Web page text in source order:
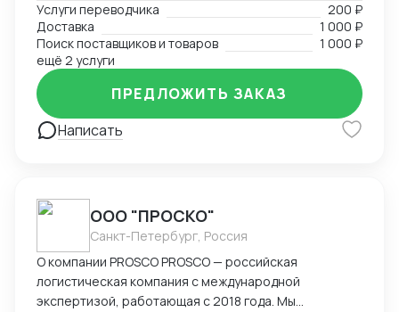
Координировал, вел переговоры по закупке,
согласовал цены DDP. Перевозил товары до складов
компании. В данный момент занимаюсь
организацией импорта в Российскую Федерацию из
Америки. Знаком со всеми первичными документами
ВЭД.
Услуги переводчика
200 ₽
Доставка
1 000 ₽
Поиск поставщиков и товаров
1 000 ₽
ещё 2 услуги
Написать
ПРЕДЛОЖИТЬ ЗАКАЗ
ООО "ПРОСКО"
Санкт-Петербург, Россия
О компании PROSCO PROSCO — российская
логистическая компания с международной
экспертизой, работающая с 2018 года. Мы